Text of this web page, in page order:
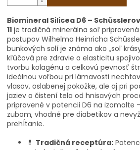
Biomineral Silicea D6 –
11je tradičná minerálna soľ
postupov Wilhelma Heinricha
bunkových solí je známa ako „soľ
kľúčová pre zdravie a elasticitu
tvorbu kolagénu a celkovú pevnosť
ideálnou voľbou pri lámavosti
vlasov, oslabenej pokožke, ale aj pri
jaziev a čistení tela od hnisavých
pripravené v potencii D6 na izomalte
zubom, vhodné pre diabetikov a
prehĺtanie.
💊 Tradičná receptúra: